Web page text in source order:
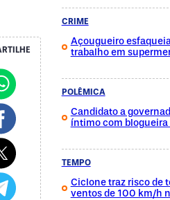
CRIME
Açougueiro
trabalho em
POLÊMICA
Candidato a
íntimo com blogueira
TEMPO
Ciclone traz risco de
ventos de 100 km/h